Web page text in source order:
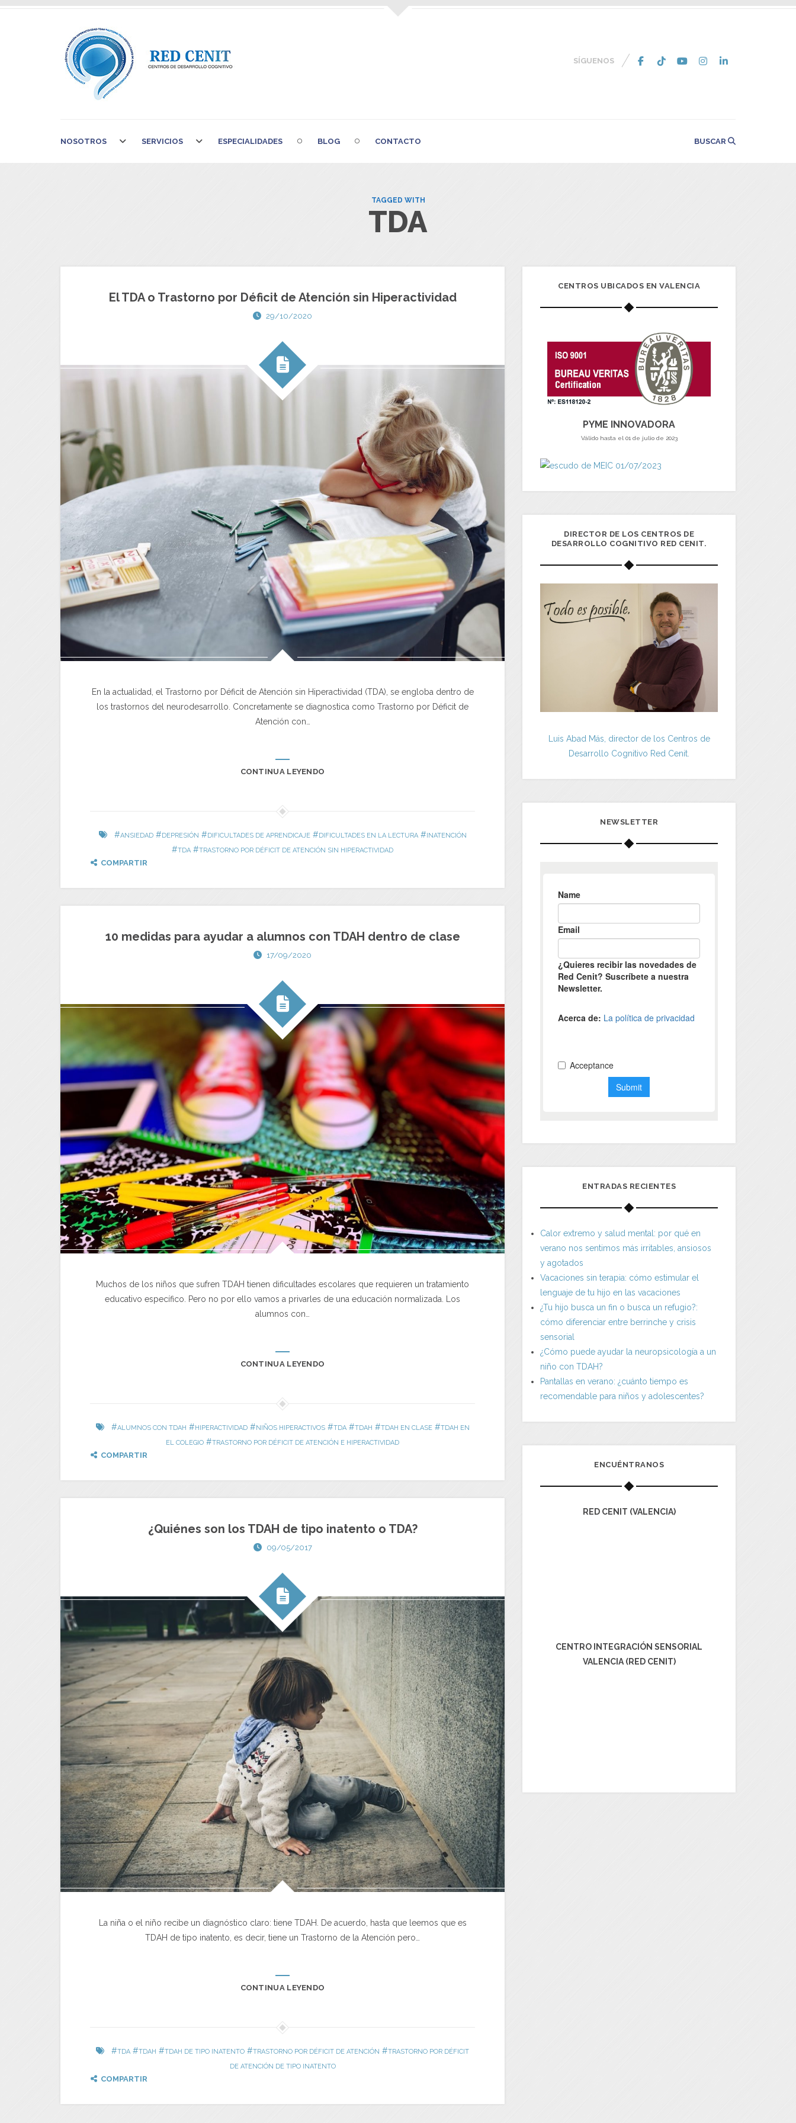
SÍGUENOS
NOSOTROS SERVICIOS ESPECIALIDADES BLOG CONTACTO BUSCAR
TAGGED WITH
TDA
El TDA o Trastorno por Déficit de Atención sin Hiperactividad
29/10/2020
En la actualidad, el Trastorno por Déficit de Atención sin Hiperactividad (TDA), se engloba dentro de
los trastornos del neurodesarrollo. Concretamente se diagnostica como Trastorno por Déficit de
Atención con…
CONTINUA LEYENDO
#ANSIEDAD#DEPRESIÓN #DIFICULTADES DE APRENDICAJE#DIFICULTADES EN LA LECTURA#INATENCIÓN
#TDA #TRASTORNO POR DÉFICIT DE ATENCIÓN SIN HIPERACTIVIDAD
COMPARTIR
10 medidas para ayudar a alumnos con TDAH dentro de clase
17/09/2020
Muchos de los niños que sufren TDAH tienen dificultades escolares que requieren un tratamiento
educativo específico. Pero no por ello vamos a privarles de una educación normalizada. Los
alumnos con…
CONTINUA LEYENDO
#ALUMNOS CON TDAH #HIPERACTIVIDAD#NIÑOS HIPERACTIVOS#TDA#TDAH #TDAH EN CLASE#TDAH EN
EL COLEGIO #TRASTORNO POR DÉFICIT DE ATENCIÓN E HIPERACTIVIDAD
COMPARTIR
¿Quiénes son los TDAH de tipo inatento o TDA?
09/05/2017
La niña o el niño recibe un diagnóstico claro: tiene TDAH. De acuerdo, hasta que leemos que es
TDAH de tipo inatento, es decir, tiene un Trastorno de la Atención pero…
CONTINUA LEYENDO
#TDA #TDAH #TDAH DE TIPO INATENTO #TRASTORNO POR DÉFICIT DE ATENCIÓN #TRASTORNO POR DÉFICIT
DE ATENCIÓN DE TIPO INATENTO
COMPARTIR
CENTROS UBICADOS EN VALENCIA
PYME INNOVADORA
Válido hasta el 01 de julio de 2023
DIRECTOR DE LOS CENTROS DE
DESARROLLO COGNITIVO RED CENIT.
Luis Abad Más, director de los Centros de
Desarrollo Cognitivo Red Cenit.
NEWSLETTER
ENTRADAS RECIENTES
Calor extremo y salud mental: por qué en
verano nos sentimos más irritables, ansiosos
y agotados
Vacaciones sin terapia: cómo estimular el
lenguaje de tu hijo en las vacaciones
¿Tu hijo busca un fin o busca un refugio?:
cómo diferenciar entre berrinche y crisis
sensorial
¿Cómo puede ayudar la neuropsicología a un
niño con TDAH?
Pantallas en verano: ¿cuánto tiempo es
recomendable para niños y adolescentes?
ENCUÉNTRANOS
RED CENIT (VALENCIA)
CENTRO INTEGRACIÓN SENSORIAL
VALENCIA (RED CENIT)